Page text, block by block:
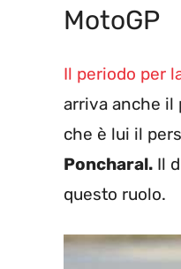
MotoGP
Il periodo per
arriva anche il
che è lui il
Poncharal. Il
questo ruolo.